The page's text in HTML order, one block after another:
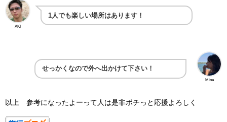
AKI
1人でも楽しい場所はあります！
Mina
せっかくなので外へ出かけて下さい！
以上 参考になったよーって人は是非ポチっと応援よろしく